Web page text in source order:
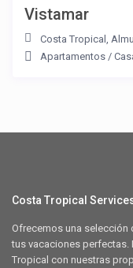
Vistamar
Costa Tropical ,
Apartamentos /
Costa Tropical
Ofrecemos una
tus vacaciones perfectas.
Tropical con nuestras